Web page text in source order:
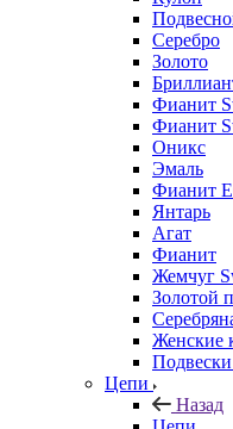
Серебро
Золото
Фианит
Фианит
Оникс
Эмаль
Фианит
Янтарь
Агат
Фианит
Жемчуг
Золотой
Женские
Подвески
Цепи
Назад